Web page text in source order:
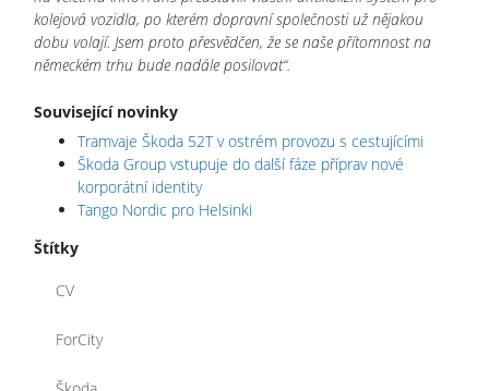
kolejová vozidla, po kterém dopravní společnosti už nějakou
dobu volají. Jsem proto přesvědčen, že se naše přítomnost na
německém trhu bude nadále posilovat“.
Související novinky
Tramvaje Škoda 52T v ostrém provozu s cestujícími
Škoda Group vstupuje do další fáze příprav nové
korporátní identity
Tango Nordic pro Helsinki
Štítky
CV
ForCity